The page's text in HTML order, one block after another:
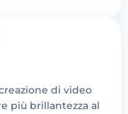
di video
più brillantezza al